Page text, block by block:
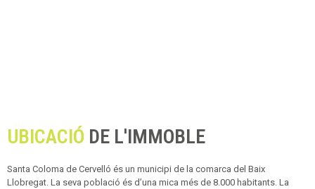
UBICACIÓ DE L'IMMOBLE
Santa Coloma de Cervelló és un municipi de la comarca del Baix
Llobregat. La seva població és d’una mica més de 8.000 habitants. La